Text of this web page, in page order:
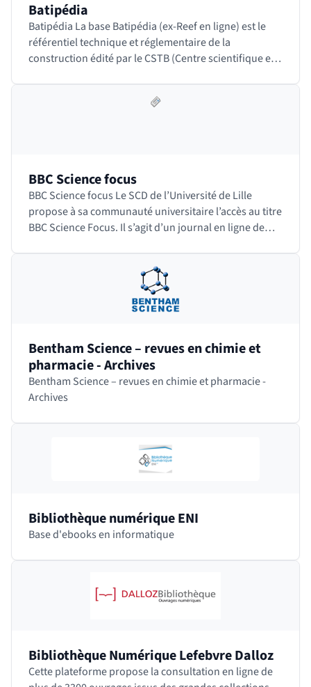
Batipédia
Batipédia La base Batipédia (ex-Reef en ligne) est le
référentiel technique et réglementaire de la
construction édité par le CSTB (Centre scientifique et
BBC Science focus
BBC Science focus Le SCD de l’Université de Lille
propose à sa communauté universitaire l’accès au titre
BBC Science Focus. Il s’agit d’un journal en ligne de
Bentham Science – revues en chimie et
pharmacie - Archives
Bentham Science – revues en chimie et pharmacie -
Archives
Bibliothèque numérique ENI
Base d'ebooks en informatique
Bibliothèque Numérique Lefebvre Dalloz
Cette plateforme propose la consultation en ligne de